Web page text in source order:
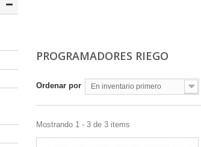
PROGRAMADORES RIEGO
Ordenar por En inventario primero
Mostrando 1 - 3 de 3 items